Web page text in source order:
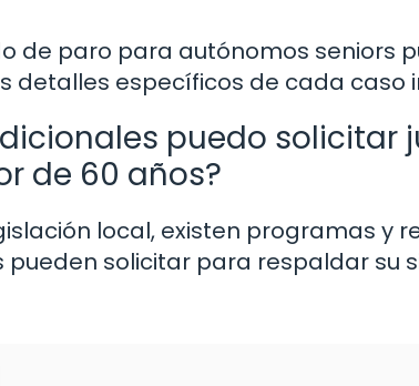
de paro para autónomos seniors
detalles específicos de cada caso
puedo solicitar
de 60 años?
local, existen programas y
pueden solicitar para respaldar su